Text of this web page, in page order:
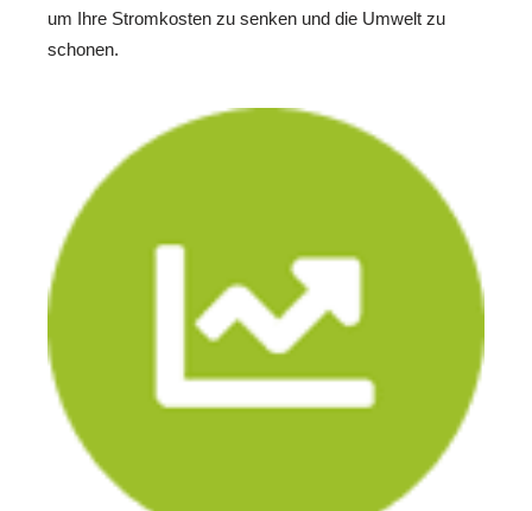
um Ihre Stromkosten zu senken und die Umwelt zu
schonen.